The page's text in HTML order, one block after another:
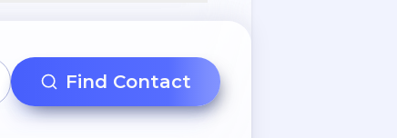
Find Contact